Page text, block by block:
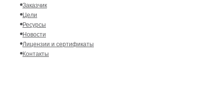
Заказчик
Цели
Ресурсы
Новости
Лицензии и сертификаты
Контакты